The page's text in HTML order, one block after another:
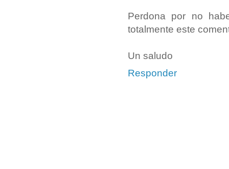
Perdona por no
totalmente este
Un saludo
Responder